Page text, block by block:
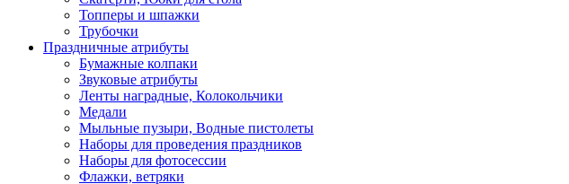
Топперы и шпажки
Трубочки
Праздничные атрибуты
Бумажные колпаки
Звуковые атрибуты
Ленты наградные, Колокольчики
Медали
Мыльные пузыри, Водные пистолеты
Наборы для проведения праздников
Наборы для фотосессии
Флажки, ветряки